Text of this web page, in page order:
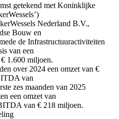
getekend met Koninklijke
Nederland B.V.,
Bouw en
de Infrastructuuractiviteiten
van een
1.600 miljoen.
over 2024 een omzet van €
van
zes maanden van 2025
een omzet van
van € 218 miljoen.